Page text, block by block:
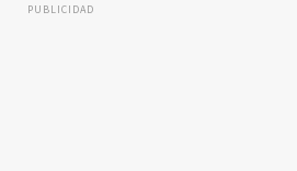
PUBLICIDAD